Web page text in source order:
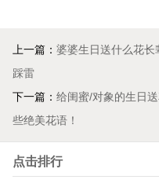
上一篇： 婆婆生日送什么花
踩雷
下一篇： 给闺蜜/对象的生日
些绝美花语！
点击排行